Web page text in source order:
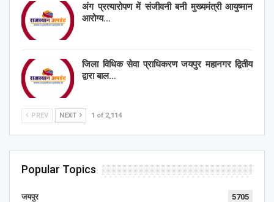
अंग प्रत्यारोपण में संजीवनी बनी मुख्यमंत्री आयुष्मान
आरोग्य…
जिला विधिक सेवा प्राधिकरण जयपुर महानगर द्वितीय
द्वारा बाल…
PREV NEXT 1 of 2,114
Popular Topics
जयपुर 5705